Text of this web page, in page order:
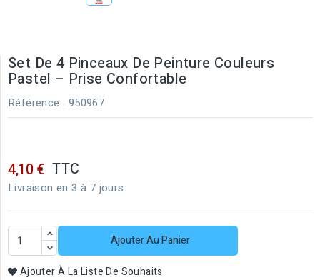
Set De 4 Pinceaux De Peinture Couleurs
Pastel – Prise Confortable
Référence : 950967
4,10 € TTC
Livraison en 3 à 7 jours
Ajouter Au Panier
Ajouter À La Liste De Souhaits